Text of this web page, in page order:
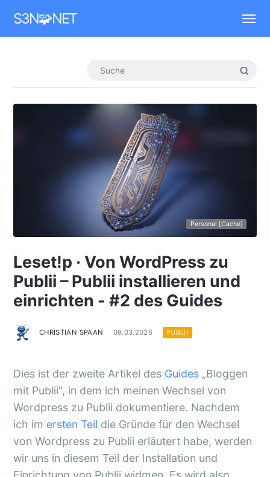
S3N🧩NET
Personal [Cache]
Leset!p · Von WordPress zu
Publii – Publii installieren und
einrichten - #2 des Guides
CHRISTIAN SPAAN 09.03.2026 PUBLII
Dies ist der zweite Artikel des Guides„Bloggen
mit Publii", in dem ich meinen Wechsel von
Wordpress zu Publii dokumentiere. Nachdem
ich im ersten Teil die Gründe für den Wechsel
von Wordpress zu Publii erläutert habe, werden
wir uns in diesem Teil der Installation und